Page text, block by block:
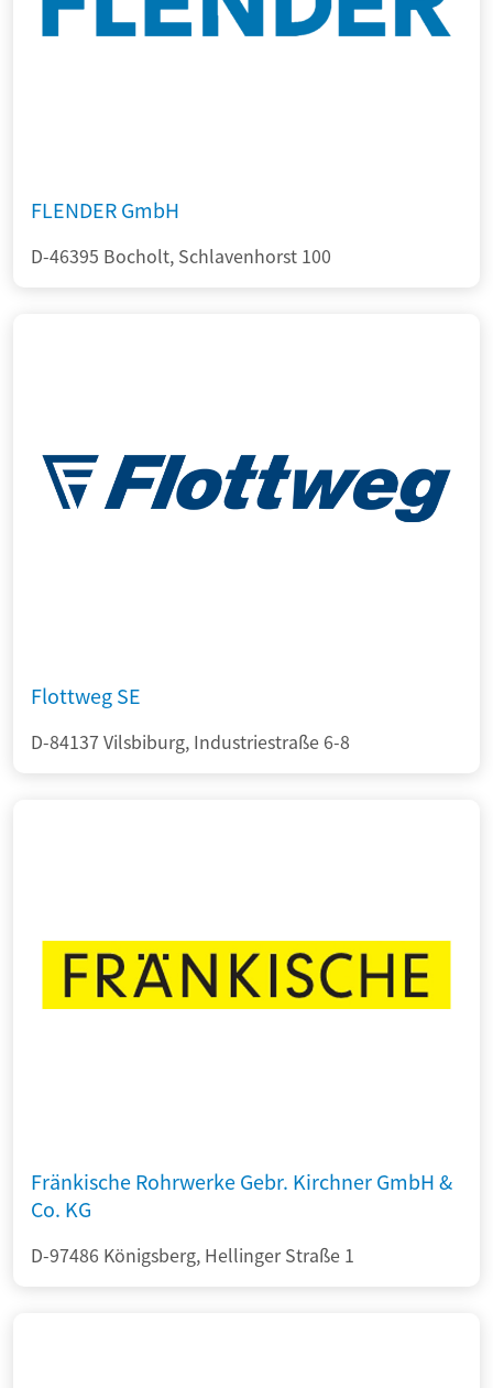
FLENDER GmbH
D-46395 Bocholt, Schlavenhorst 100
Flottweg SE
D-84137 Vilsbiburg, Industriestraße 6-8
Fränkische Rohrwerke Gebr. Kirchner GmbH &
Co. KG
D-97486 Königsberg, Hellinger Straße 1